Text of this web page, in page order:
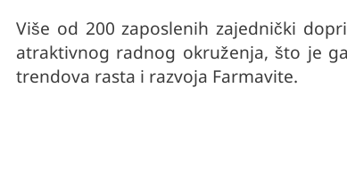
Više od 200 zaposlenih zajednički
atraktivnog radnog okruženja, što je
trendova rasta i razvoja Farmavite.